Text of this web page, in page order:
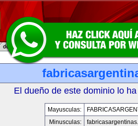
El dueño de este dominio lo
Mayusculas:
Minusculas: